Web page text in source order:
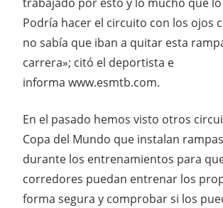
Podría hacer el circuito con los ojos
no sabía que iban a quitar esta
carrera»; citó el deportista e
informa www.esmtb.com.
En el pasado hemos visto otros
Copa del Mundo que instalan
durante los entrenamientos para
corredores puedan entrenar los
forma segura y comprobar si los